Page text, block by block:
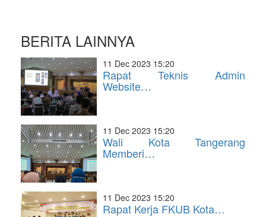
BERITA LAINNYA
11 Dec 2023 15:20
Rapat Teknis Admin
Website…
11 Dec 2023 15:20
Wali Kota Tangerang
Memberi…
11 Dec 2023 15:20
Rapat Kerja FKUB Kota…